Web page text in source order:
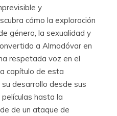
y
cómo la exploración
género, la sexualidad y
a Almodóvar en
respetada voz en el
capítulo de esta
desarrollo desde sus
hasta la
de un ataque de